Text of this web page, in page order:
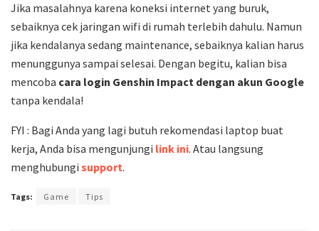
Jika masalahnya karena koneksi internet yang buruk,
sebaiknya cek jaringan wifi di rumah terlebih dahulu. Namun
jika kendalanya sedang maintenance, sebaiknya kalian harus
menunggunya sampai selesai. Dengan begitu, kalian bisa
mencoba cara login Genshin Impact dengan akun Google
tanpa kendala!
FYI : Bagi Anda yang lagi butuh rekomendasi laptop buat
kerja, Anda bisa mengunjungi link ini. Atau langsung
menghubungi support.
Tags: Game Tips